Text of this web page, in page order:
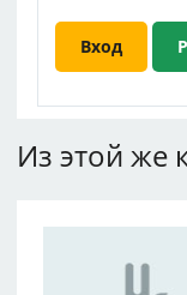
Вход
Из этой же